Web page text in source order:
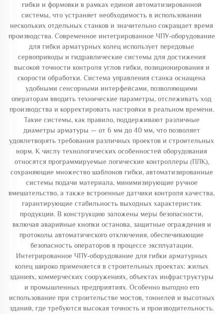
гибки и формовки в рамках единой автоматизированной
системы, что устраняет необходимость в использовании
нескольких отдельных станков и значительно сокращает время
производства. Современное интегрированное ЧПУ-оборудование
для гибки арматурных колец использует передовые
сервоприводы и гидравлические системы для достижения
высокой точности контроля углов гибки, позиционирования и
скорости обработки. Система управления станка оснащена
удобными сенсорными интерфейсами, позволяющими
операторам вводить технические параметры, отслеживать ход
производства и корректировать настройки в реальном времени.
Такие системы, как правило, поддерживают различные
диаметры арматуры — от 6 мм до 40 мм, что позволяет
удовлетворять требования различных проектов и строительных
норм. К числу технологических особенностей оборудования
относятся программируемые логические контроллеры (ПЛК),
сохраняющие множество шаблонов гибки, автоматизированные
системы подачи материала, минимизирующие ручное
вмешательство, а также встроенные датчики контроля качества,
гарантирующие стабильность выходных характеристик
продукции. В конструкцию заложены меры безопасности,
включая аварийные кнопки останова, защитные ограждения и
протоколы автоматического отключения, обеспечивающие
безопасность операторов в процессе эксплуатации.
Интегрированное ЧПУ-оборудование для гибки арматурных
колец широко применяется в строительных проектах: жилых
зданиях, коммерческих сооружениях, объектах инфраструктуры
и промышленных предприятиях. Особенно выгодно его
использование при строительстве мостов, тоннелей и высотных
зданий, где требуются высокая точность и производительность.